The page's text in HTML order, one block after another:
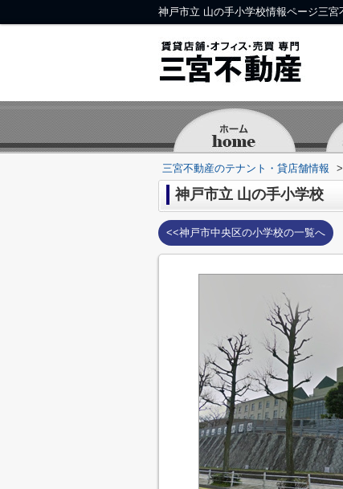
神戸市立 山の手小学校情報ページ三
三宮不動産のテナント・貸店舗情報 >
神戸市立 山の手小学校
<<神戸市中央区の小学校の一覧へ